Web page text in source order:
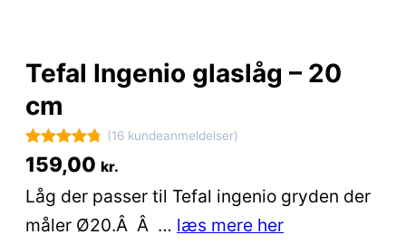
Tefal Ingenio glaslåg – 20
cm
Bedømt
som
ud af 5
baseret på
16
(16 kundeanmeldelser)
159,00 kr.
Låg der passer til Tefal ingenio gryden der
måler Ø20.Â Â … læs mere her